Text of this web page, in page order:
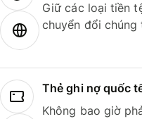
Giữ các loại tiền
chuyển đổi chúng
Thẻ ghi nợ quốc
Không bao giờ